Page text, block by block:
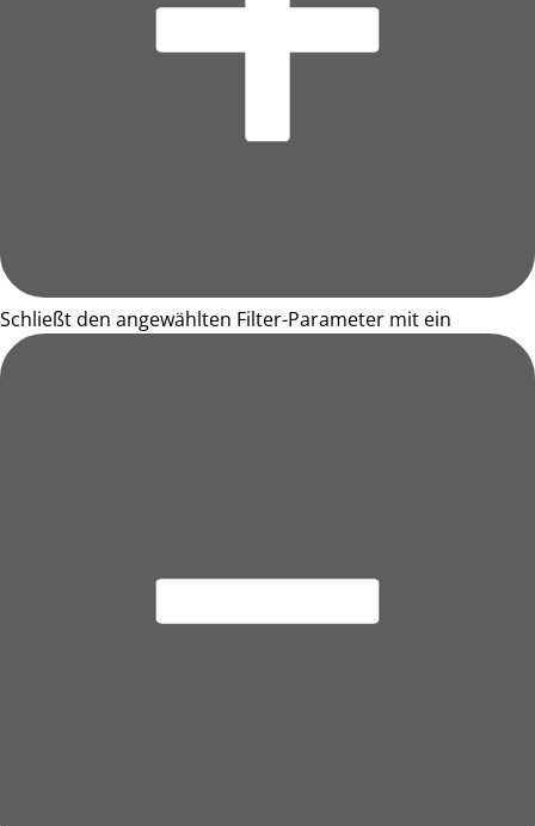
Schließt den angewählten Filter-Parameter mit ein